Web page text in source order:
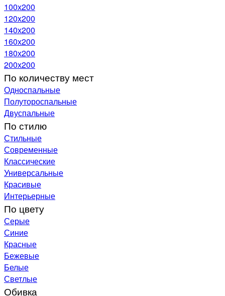
100х200
120x200
140х200
160х200
180х200
200х200
По количеству мест
Односпальные
Полутороспальные
Двуспальные
По стилю
Стильные
Современные
Классические
Универсальные
Красивые
Интерьерные
По цвету
Серые
Синие
Красные
Бежевые
Белые
Светлые
Обивка